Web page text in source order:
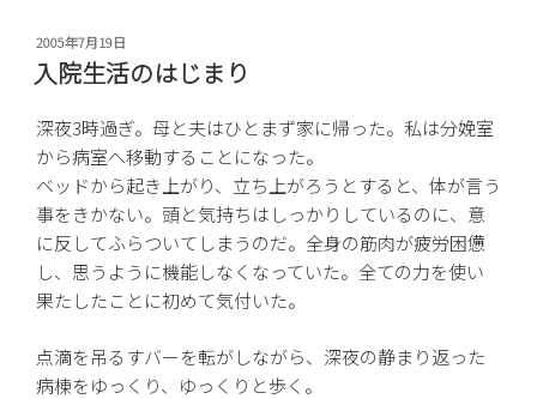
へ”
の
投
稿
日:
2005年7月19日
入院生活のはじまり
深夜3時過ぎ。母と夫はひとまず家に帰った。私は分娩室
から病室へ移動することになった。
ベッドから起き上がり、立ち上がろうとすると、体が言う
事をきかない。頭と気持ちはしっかりしているのに、意
に反してふらついてしまうのだ。全身の筋肉が疲労困憊
し、思うように機能しなくなっていた。全ての力を使い
果たしたことに初めて気付いた。
点滴を吊るすバーを転がしながら、深夜の静まり返った
病棟をゆっくり、ゆっくりと歩く。